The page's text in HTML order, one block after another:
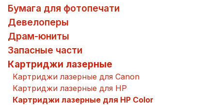
Бумага для фотопечати
Девелоперы
Драм-юниты
Запасные части
Картриджи лазерные
Картриджи лазерные для Canon
Картриджи лазерные для HP
Картриджи лазерные для HP Color